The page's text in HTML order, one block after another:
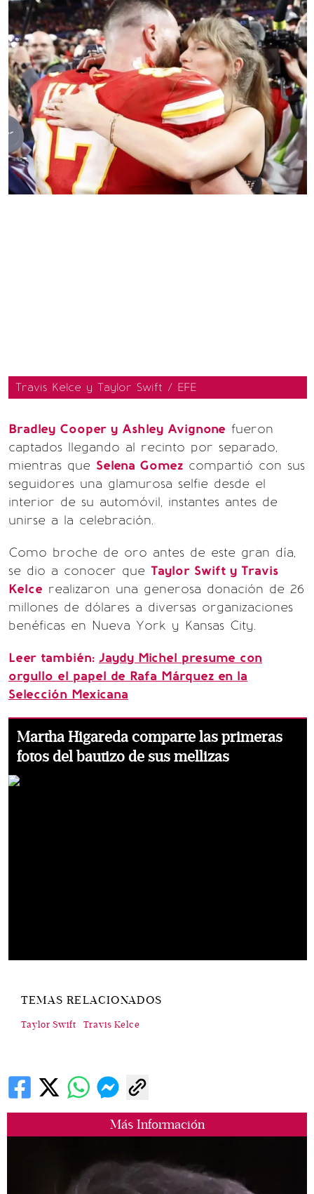
Más Información
Travis Kelce y Taylor Swift / EFE
Bradley Cooper y Ashley Avignone fueron
captados llegando al recinto por separado,
mientras que Selena Gomez compartió con sus
seguidores una glamurosa selfie desde el
interior de su automóvil, instantes antes de
unirse a la celebración.
Como broche de oro antes de este gran día,
se dio a conocer que Taylor Swift y Travis
Kelce realizaron una generosa donación de 26
millones de dólares a diversas organizaciones
benéficas en Nueva York y Kansas City.
Leer también: Jaydy Michel presume con
orgullo el papel de Rafa Márquez en la
Selección Mexicana
Martha Higareda comparte las primeras
fotos del bautizo de sus mellizas
TEMAS RELACIONADOS
Taylor Swift Travis Kelce